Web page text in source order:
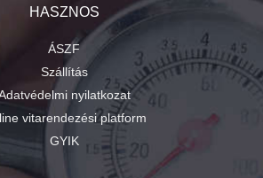
HASZNOS
ÁSZF
Szállítás
nyilatkozat
vitarendezési platform
GYIK